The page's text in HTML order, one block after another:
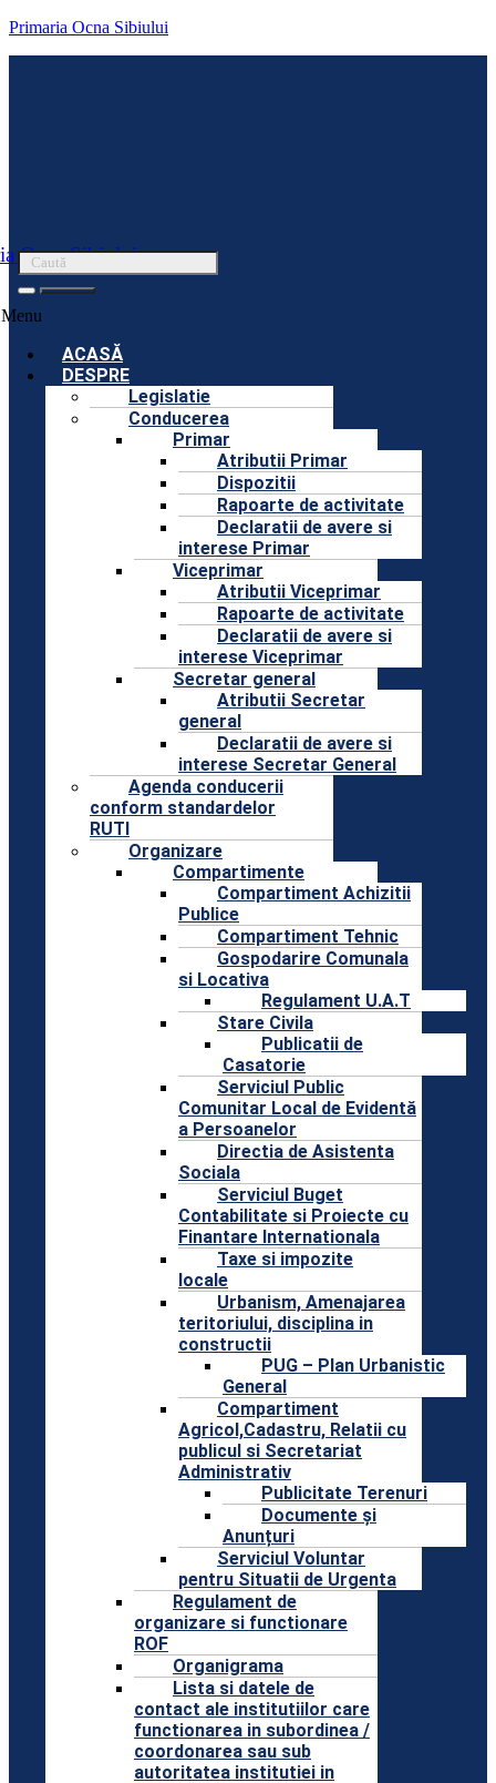
Primaria Ocna Sibiului
Ocna Sibiului
Menu
ACASĂ
DESPRE
Legislatie
Conducerea
Primar
Atributii Primar
Dispozitii
Rapoarte de activitate
Declaratii de avere si
interese Primar
Viceprimar
Atributii Viceprimar
Rapoarte de activitate
Declaratii de avere si
interese Viceprimar
Secretar general
Atributii Secretar
general
Declaratii de avere si
interese Secretar General
Agenda conducerii
conform standardelor
RUTI
Organizare
Compartimente
Compartiment Achizitii
Publice
Compartiment Tehnic
Gospodarire Comunala
si Locativa
Regulament U.A.T
Stare Civila
Publicatii de
Casatorie
Serviciul Public
Comunitar Local de Evidentă
a Persoanelor
Directia de Asistenta
Sociala
Serviciul Buget
Contabilitate si Proiecte cu
Finantare Internationala
Taxe si impozite
locale
Urbanism, Amenajarea
teritoriului, disciplina in
constructii
PUG – Plan Urbanistic
General
Compartiment
Agricol,Cadastru, Relatii cu
publicul si Secretariat
Administrativ
Publicitate Terenuri
Documente și
Anunțuri
Serviciul Voluntar
pentru Situatii de Urgenta
Regulament de
organizare si functionare
ROF
Organigrama
Lista si datele de
contact ale institutiilor care
functionarea in subordinea /
coordonarea sau sub
autoritatea institutiei in